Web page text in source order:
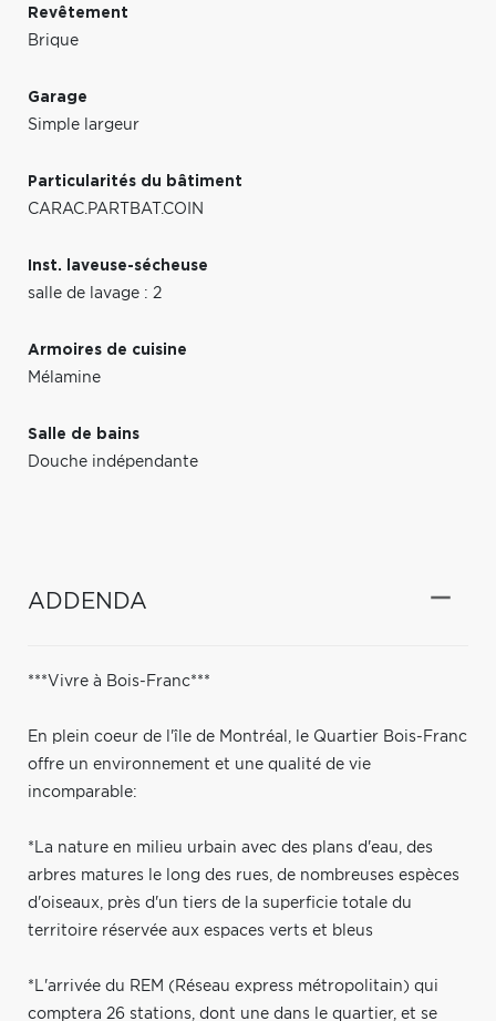
Revêtement
Brique
Garage
Simple largeur
Particularités du bâtiment
CARAC.PARTBAT.COIN
Inst. laveuse-sécheuse
salle de lavage : 2
Armoires de cuisine
Mélamine
Salle de bains
Douche indépendante
ADDENDA
***Vivre à Bois-Franc***
En plein coeur de l'île de Montréal, le Quartier Bois-Franc
offre un environnement et une qualité de vie
incomparable:
*La nature en milieu urbain avec des plans d'eau, des
arbres matures le long des rues, de nombreuses espèces
d'oiseaux, près d'un tiers de la superficie totale du
territoire réservée aux espaces verts et bleus
*L'arrivée du REM (Réseau express métropolitain) qui
comptera 26 stations, dont une dans le quartier, et se